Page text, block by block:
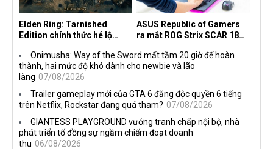
Elden Ring: Tarnished
Edition chính thức hé lộ
ASUS Republic of Gamers
ra mắt ROG Strix SCAR 18
Onimusha: Way of the Sword mất tầm 20 giờ để hoàn
thành, hai mức độ khó dành cho newbie và lão
làng 07/08/2026
Trailer gameplay mới của GTA 6 đăng độc quyền 6 tiếng
trên Netflix, Rockstar đang quá tham? 07/08/2026
GIANTESS PLAYGROUND vướng tranh chấp nội bộ, nhà
phát triển tố đồng sự ngầm chiếm đoạt doanh
thu 06/08/2026